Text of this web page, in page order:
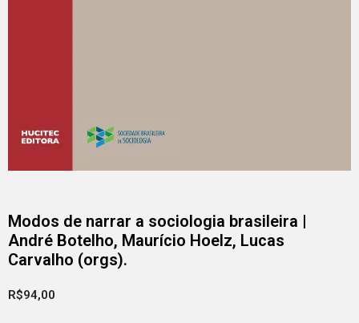
Modos de narrar a sociologia brasileira |
André Botelho, Maurício Hoelz, Lucas
Carvalho (orgs).
R$94,00